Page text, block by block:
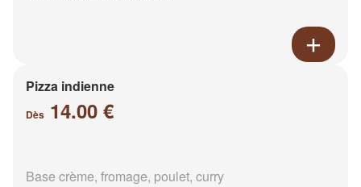
Pizza indienne
Dès 14.00 €
Base crème, fromage, poulet, curry